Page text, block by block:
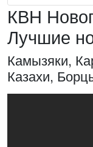
КВН
Лучшие
Камызяки,
Казахи,